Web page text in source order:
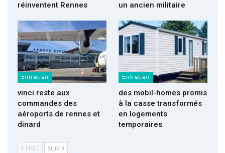
réinventent Rennes
un ancien militaire
Entretien
vinci reste aux
commandes des
aéroports de rennes et
dinard
Entretien
des mobil-homes promis
à la casse transformés
en logements
temporaires
PREC SUIV